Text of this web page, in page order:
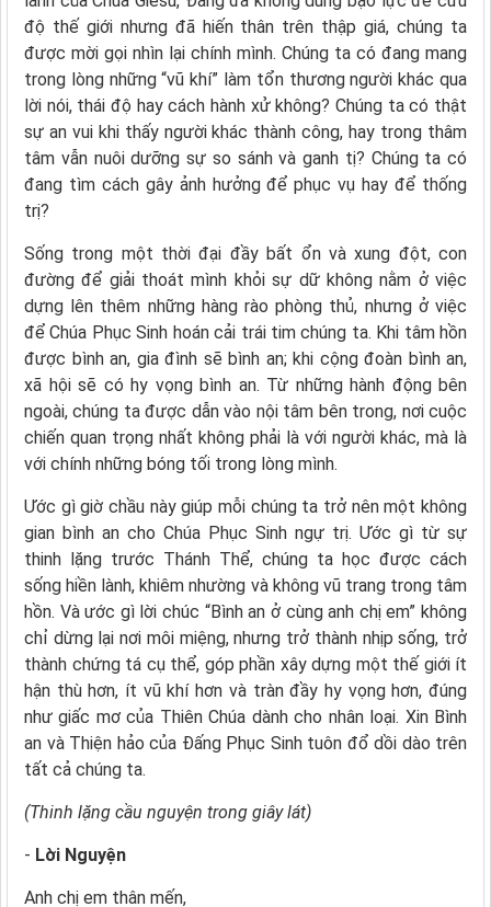
độ thế giới nhưng đã hiến thân trên thập giá, chúng ta
được mời gọi nhìn lại chính mình. Chúng ta có đang mang
trong lòng những “vũ khí” làm tổn thương người khác qua
lời nói, thái độ hay cách hành xử không? Chúng ta có thật
sự an vui khi thấy người khác thành công, hay trong thâm
tâm vẫn nuôi dưỡng sự so sánh và ganh tị? Chúng ta có
đang tìm cách gây ảnh hưởng để phục vụ hay để thống
trị?
Sống trong một thời đại đầy bất ổn và xung đột, con
đường để giải thoát mình khỏi sự dữ không nằm ở việc
dựng lên thêm những hàng rào phòng thủ, nhưng ở việc
để Chúa Phục Sinh hoán cải trái tim chúng ta. Khi tâm hồn
được bình an, gia đình sẽ bình an; khi cộng đoàn bình an,
xã hội sẽ có hy vọng bình an. Từ những hành động bên
ngoài, chúng ta được dẫn vào nội tâm bên trong, nơi cuộc
chiến quan trọng nhất không phải là với người khác, mà là
với chính những bóng tối trong lòng mình.
Ước gì giờ chầu này giúp mỗi chúng ta trở nên một không
gian bình an cho Chúa Phục Sinh ngự trị. Ước gì từ sự
thinh lặng trước Thánh Thể, chúng ta học được cách
sống hiền lành, khiêm nhường và không vũ trang trong tâm
hồn. Và ước gì lời chúc “Bình an ở cùng anh chị em” không
chỉ dừng lại nơi môi miệng, nhưng trở thành nhịp sống, trở
thành chứng tá cụ thể, góp phần xây dựng một thế giới ít
hận thù hơn, ít vũ khí hơn và tràn đầy hy vọng hơn, đúng
như giấc mơ của Thiên Chúa dành cho nhân loại. Xin Bình
an và Thiện hảo của Đấng Phục Sinh tuôn đổ dồi dào trên
tất cả chúng ta.
(Thinh lặng cầu nguyện trong giây lát)
- Lời Nguyện
Anh chị em thân mến,